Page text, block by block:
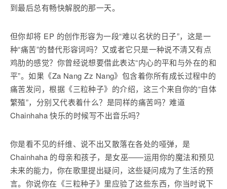
到最后总有畅快解脱的那一天。
但你却将 EP 的创作形容为一段“难以名状的日子”，这是一
种“痛苦”的替代形容词吗？又或者它只是一种说不清又有点
鸡肋的感觉？你曾经说想要借此表达“内心的平和与外在的和
平”。如果《Za Nang Zz Nang》包含着你所有成长过程中的
痛苦发问，根据《三粒种子》的介绍，这三个来自你的“自体
繁殖”，分别又代表着什么？是同样的痛苦吗？难道
Chainhaha 快乐的时候写不出音乐吗？
你是看不见的纤维、说不出又散落在各处的哑弹，是
Chainhaha 的母亲和孩子，是女巫——运用你的魔法和预见
未来的能力，你在歌里提出疑问，这些疑问成为了生活的预
言。你说你在《三粒种子》里应验了这些东西，你当时说下